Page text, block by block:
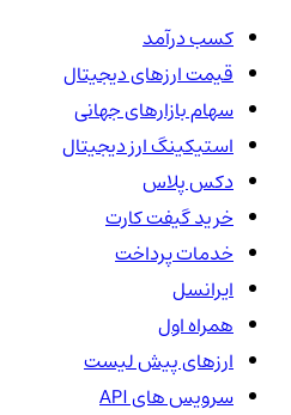
کسب درآمد
قیمت ارزهای دیجیتال
سهام بازارهای جهانی
استیکینگ ارز دیجیتال
دکس پلاس
خرید گیفت کارت
خدمات پرداخت
ایرانسل
همراه اول
ارزهای پیش لیست
سرویس های API